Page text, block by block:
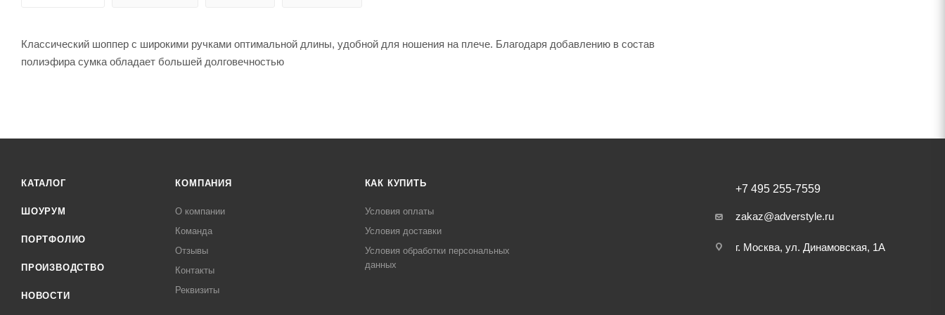
Классический шоппер с широкими ручками оптимальной длины, удобной для ношения на плече. Благодаря добавлению в состав
полиэфира сумка обладает большей долговечностью
КАТАЛОГ
ШОУРУМ
ПОРТФОЛИО
ПРОИЗВОДСТВО
НОВОСТИ
КОМПАНИЯ
О компании
Команда
Отзывы
Контакты
Реквизиты
КАК КУПИТЬ
Условия оплаты
Условия доставки
Условия обработки персональных
данных
+7 495 255-7559
zakaz@adverstyle.ru
г. Москва, ул. Динамовская, 1А